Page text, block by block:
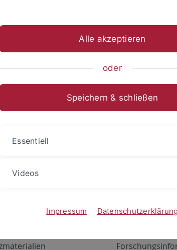
um sich anzumelden:
Netzwerk
ALMA
Alle akzeptieren
oder
Speichern & schließen
Essentiell
Videos
Impressum Datenschutzerklärung